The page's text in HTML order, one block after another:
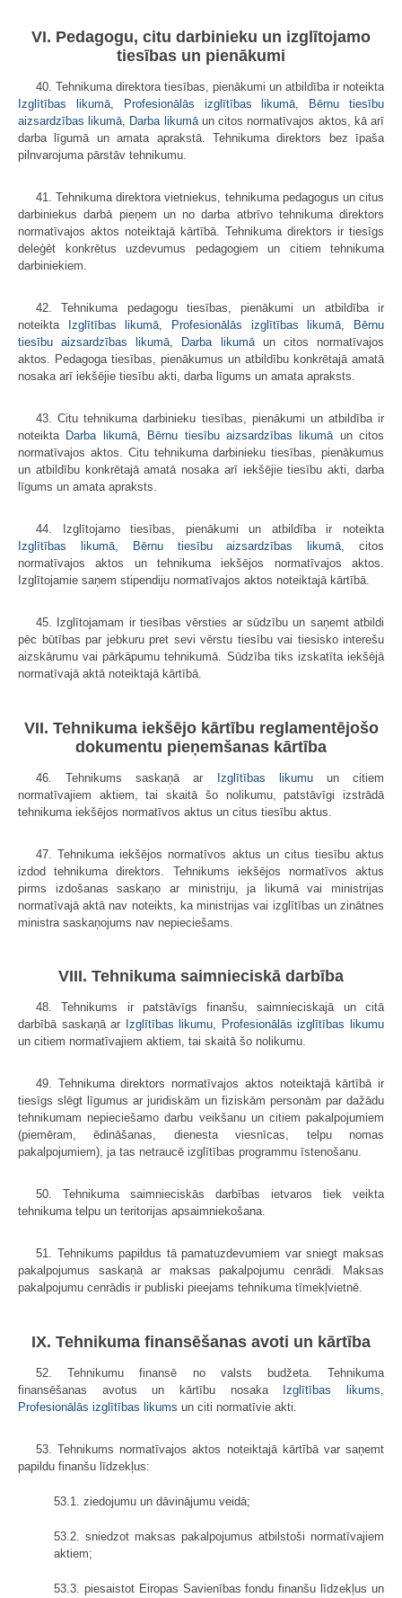
VI. Pedagogu, citu darbinieku un izglītojamo
tiesības un pienākumi
40. Tehnikuma direktora tiesības, pienākumi un atbildība ir noteikta
Izglītības likumā, Profesionālās izglītības likumā,
Bērnu tiesību
aizsardzības likumā, Darba likumāun citos normatīvajos aktos, kā arī
darba līgumā un amata aprakstā. Tehnikuma direktors bez īpaša
pilnvarojuma pārstāv tehnikumu.
41. Tehnikuma direktora vietniekus, tehnikuma pedagogus un citus
darbiniekus darbā pieņem un no darba atbrīvo tehnikuma direktors
normatīvajos aktos noteiktajā kārtībā. Tehnikuma direktors ir tiesīgs
deleģēt konkrētus uzdevumus pedagogiem un citiem tehnikuma
darbiniekiem.
42. Tehnikuma pedagogu tiesības, pienākumi un atbildība ir
noteikta
Izglītības likumā, Profesionālās izglītības likumā,
Bērnu
tiesību aizsardzības likumā, Darba likumāun citos normatīvajos
aktos. Pedagoga tiesības, pienākumus un atbildību konkrētajā amatā
nosaka arī iekšējie tiesību akti, darba līgums un amata apraksts.
43. Citu tehnikuma darbinieku tiesības, pienākumi un atbildība ir
noteikta Darba likumā, Bērnu tiesību aizsardzības likumāun citos
normatīvajos aktos. Citu tehnikuma darbinieku tiesības, pienākumus
un atbildību konkrētajā amatā nosaka arī iekšējie tiesību akti, darba
līgums un amata apraksts.
44. Izglītojamo tiesības, pienākumi un atbildība ir noteikta
Izglītības likumā, Bērnu tiesību aizsardzības likumā, citos
normatīvajos aktos un tehnikuma iekšējos normatīvajos aktos.
Izglītojamie saņem stipendiju normatīvajos aktos noteiktajā kārtībā.
45. Izglītojamam ir tiesības vērsties ar sūdzību un saņemt atbildi
pēc būtības par jebkuru pret sevi vērstu tiesību vai tiesisko interešu
aizskārumu vai pārkāpumu tehnikumā. Sūdzība tiks izskatīta iekšējā
normatīvajā aktā noteiktajā kārtībā.
VII. Tehnikuma iekšējo kārtību reglamentējošo
dokumentu pieņemšanas kārtība
46. Tehnikums saskaņā ar Izglītības likumuun citiem
normatīvajiem aktiem, tai skaitā šo nolikumu, patstāvīgi izstrādā
tehnikuma iekšējos normatīvos aktus un citus tiesību aktus.
47. Tehnikuma iekšējos normatīvos aktus un citus tiesību aktus
izdod tehnikuma direktors. Tehnikums iekšējos normatīvos aktus
pirms izdošanas saskaņo ar ministriju, ja likumā vai ministrijas
normatīvajā aktā nav noteikts, ka ministrijas vai izglītības un zinātnes
ministra saskaņojums nav nepieciešams.
VIII. Tehnikuma saimnieciskā darbība
48. Tehnikums ir patstāvīgs finanšu, saimnieciskajā un citā
darbībā saskaņā ar
Izglītības likumu, Profesionālās izglītības likumu
un citiem normatīvajiem aktiem, tai skaitā šo nolikumu.
49. Tehnikuma direktors normatīvajos aktos noteiktajā kārtībā ir
tiesīgs slēgt līgumus ar juridiskām un fiziskām personām par dažādu
tehnikumam nepieciešamo darbu veikšanu un citiem pakalpojumiem
(piemēram, ēdināšanas, dienesta viesnīcas, telpu nomas
pakalpojumiem), ja tas netraucē izglītības programmu īstenošanu.
50. Tehnikuma saimnieciskās darbības ietvaros tiek veikta
tehnikuma telpu un teritorijas apsaimniekošana.
51. Tehnikums papildus tā pamatuzdevumiem var sniegt maksas
pakalpojumus saskaņā ar maksas pakalpojumu cenrādi. Maksas
pakalpojumu cenrādis ir publiski pieejams tehnikuma tīmekļvietnē.
IX. Tehnikuma finansēšanas avoti un kārtība
52. Tehnikumu finansē no valsts budžeta. Tehnikuma
finansēšanas avotus un kārtību nosaka
Izglītības likums,
Profesionālās izglītības likums un citi normatīvie akti.
53. Tehnikums normatīvajos aktos noteiktajā kārtībā var saņemt
papildu finanšu līdzekļus:
53.1. ziedojumu un dāvinājumu veidā;
53.2. sniedzot maksas pakalpojumus atbilstoši normatīvajiem
aktiem;
53.3. piesaistot Eiropas Savienības fondu finanšu līdzekļus un